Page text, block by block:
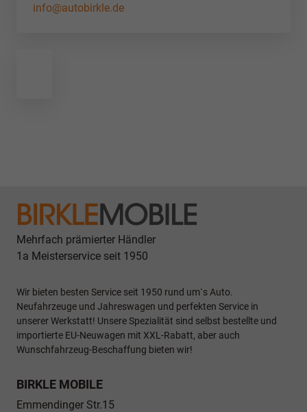
info@autobirkle.de
Mehrfach prämierter Händler
1a Meisterservice seit 1950
Wir bieten besten Service seit 1950 rund um`s Auto.
Neufahrzeuge und Jahreswagen und perfekten Service in
unserer Werkstatt! Unsere Spezialität sind selbst bestellte und
importierte EU-Neuwagen mit XXL-Rabatt, aber auch
Wunschfahrzeug-Beschaffung bieten wir!
BIRKLE MOBILE
Emmendinger Str.15